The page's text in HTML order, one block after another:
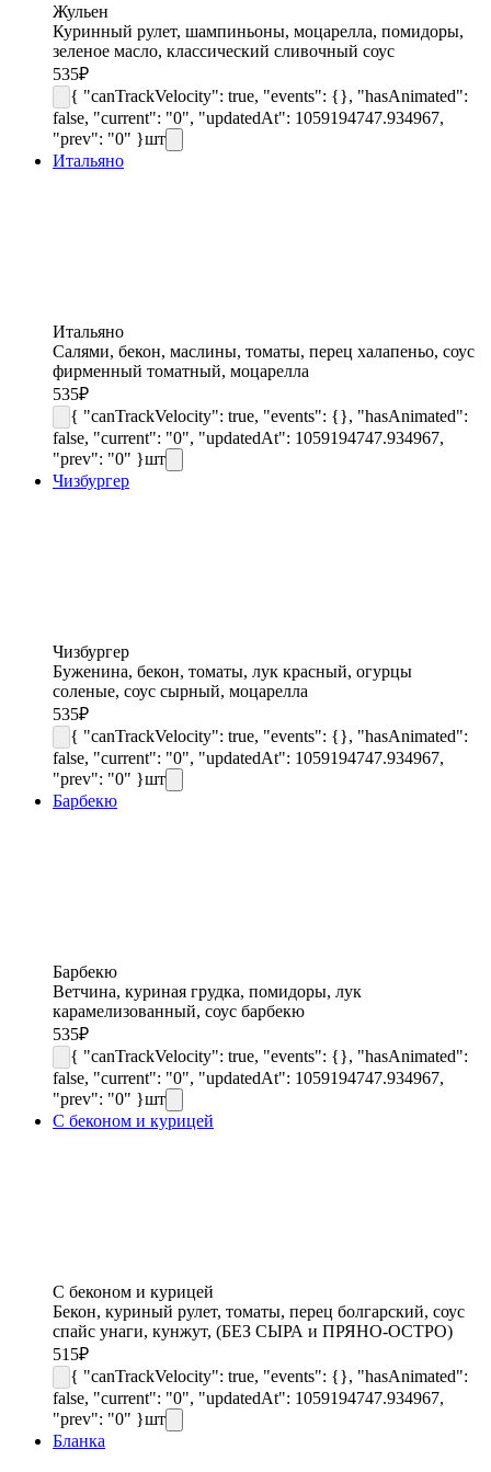
Жульен
Куринный рулет, шампиньоны, моцарелла, помидоры,
зеленое масло, классический сливочный соус
535₽
{ "canTrackVelocity": true, "events": {}, "hasAnimated":
false, "current": "0", "updatedAt": 1059194747.934967,
"prev": "0" }шт
Итальяно
Итальяно
Салями, бекон, маслины, томаты, перец халапеньо, соус
фирменный томатный, моцарелла
535₽
{ "canTrackVelocity": true, "events": {}, "hasAnimated":
false, "current": "0", "updatedAt": 1059194747.934967,
"prev": "0" }шт
Чизбургер
Чизбургер
Буженина, бекон, томаты, лук красный, огурцы
соленые, соус сырный, моцарелла
535₽
{ "canTrackVelocity": true, "events": {}, "hasAnimated":
false, "current": "0", "updatedAt": 1059194747.934967,
"prev": "0" }шт
Барбекю
Барбекю
Ветчина, куриная грудка, помидоры, лук
карамелизованный, соус барбекю
535₽
{ "canTrackVelocity": true, "events": {}, "hasAnimated":
false, "current": "0", "updatedAt": 1059194747.934967,
"prev": "0" }шт
С беконом и курицей
С беконом и курицей
Бекон, куриный рулет, томаты, перец болгарский, соус
спайс унаги, кунжут, (БЕЗ СЫРА и ПРЯНО-ОСТРО)
515₽
{ "canTrackVelocity": true, "events": {}, "hasAnimated":
false, "current": "0", "updatedAt": 1059194747.934967,
"prev": "0" }шт
Бланка